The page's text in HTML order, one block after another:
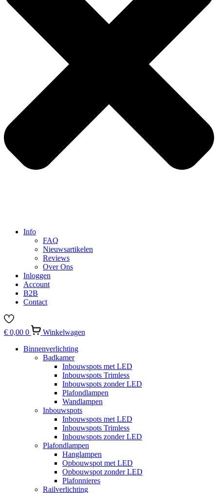
Info
FAQ
Nieuwsartikelen
Reviews
Over Ons
Inloggen
Account
B2B
Contact
€ 0,00 0
Winkelwagen
Binnenverlichting
Badkamer
Inbouwspots met LED
Inbouwspots Trimless
Inbouwspots zonder LED
Plafondlampen
Wandlampen
Inbouwspots
Inbouwspots met LED
Inbouwspots Trimless
Inbouwspots zonder LED
Plafondlampen
Hanglampen
Opbouwspot met LED
Opbouwspot zonder LED
Plafonnieres
Railverlichting